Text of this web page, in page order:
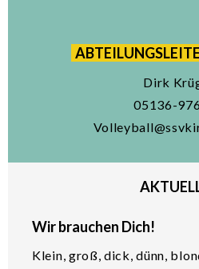
Dirk
05136-
Wir brauchen Dich!
Klein, groß, dick, dünn,